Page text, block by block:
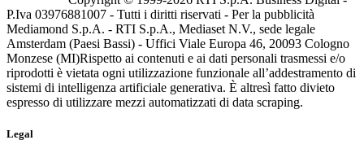
P.Iva 03976881007 - Tutti i diritti riservati - Per la pubblicità
Mediamond S.p.A. - RTI S.p.A., Mediaset N.V., sede legale
Amsterdam (Paesi Bassi) - Uffici Viale Europa 46, 20093 Cologno
Monzese (MI)Rispetto ai contenuti e ai dati personali trasmessi e/o
riprodotti è vietata ogni utilizzazione funzionale all’addestramento di
sistemi di intelligenza artificiale generativa. È altresì fatto divieto
espresso di utilizzare mezzi automatizzati di data scraping.
Legal